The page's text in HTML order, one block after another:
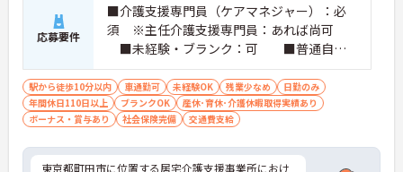
応募要件
■介護支援専門員（ケアマネジャー）：必
須 ※主任介護支援専門員：あれば尚可
■未経験・ブランク：可 ■普通自動
車運転免許（AT限定可）：必須
駅から徒歩10分以内 車通勤可 未経験OK 残業少なめ
日勤のみ
年間休日110日以上
ブランクOK
産休･育休･介護休暇取得実績あり
ボーナス・賞与あり
社会保険完備 交通費支給
東京都町田市に位置する居宅介護支援事業所におけ